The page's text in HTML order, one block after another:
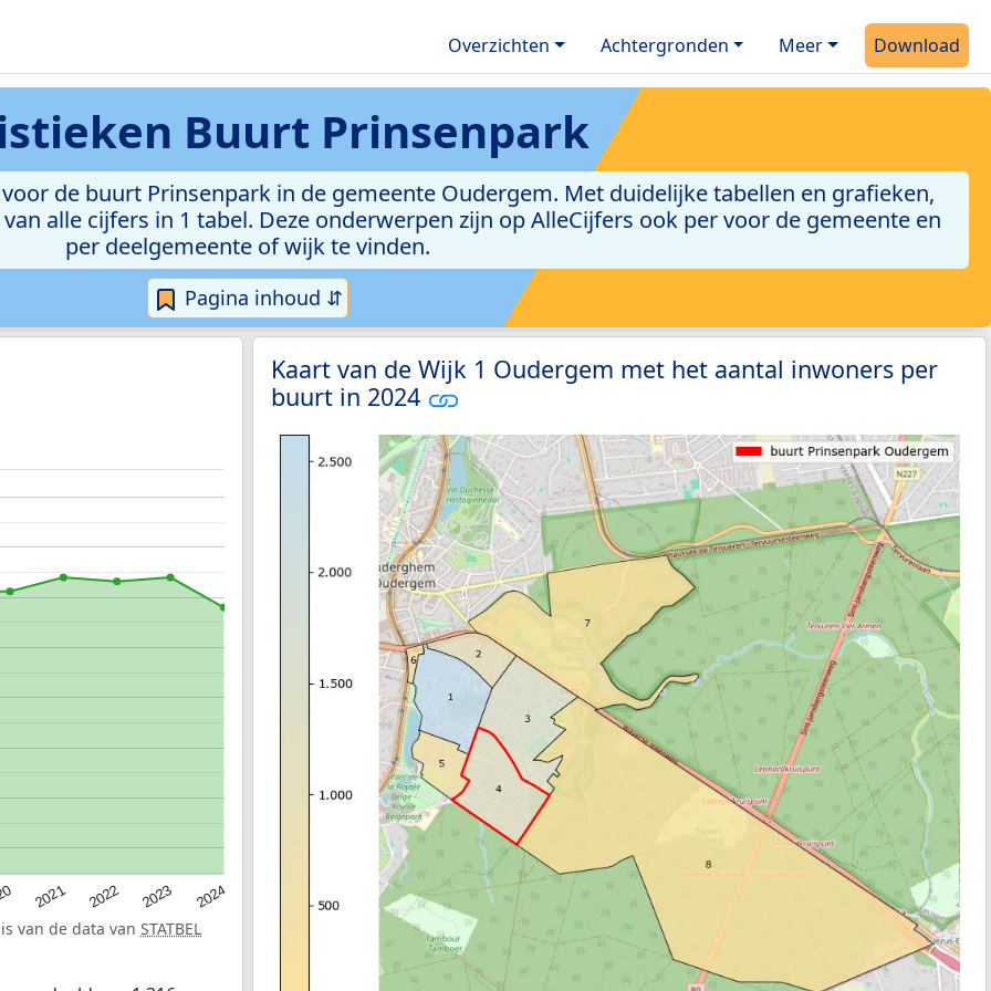
Overzichten Achtergronden Meer Download
Buurt Prinsenpark
de buurt Prinsenpark in de gemeente Oudergem. Met duidelijke tabellen en grafieken,
alle cijfers in 1 tabel. Deze onderwerpen zijn op AlleCijfers ook per voor de gemeente en
per deelgemeente of wijk te vinden.
Pagina inhoud ⇵
2021 2022 2023 2024
van de data van STATBEL
Kaart van de Wijk 1 Oudergem met het aantal inwoners per
buurt in 2024